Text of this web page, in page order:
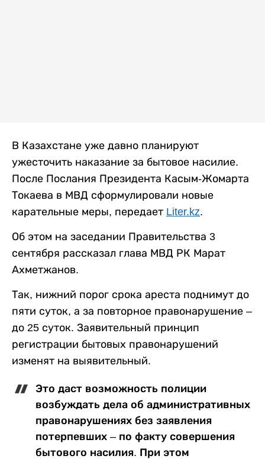
В Казахстане уже давно планируют
ужесточить наказание за бытовое насилие.
После Послания Президента Касым-Жомарта
Токаева в МВД сформулировали новые
карательные меры, передает Liter.kz.
Об этом на заседании Правительства 3
сентября рассказал глава МВД РК Марат
Ахметжанов.
Так, нижний порог срока ареста поднимут до
пяти суток, а за повторное правонарушение –
до 25 суток. Заявительный принцип
регистрации бытовых правонарушений
изменят на выявительный.
Это даст возможность полиции
возбуждать дела об административных
правонарушениях без заявления
потерпевших – по факту совершения
бытового насилия. При этом